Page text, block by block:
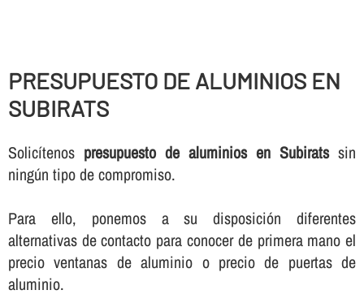
PRESUPUESTO DE ALUMINIOS EN
SUBIRATS
Solicí­tenos presupuesto de aluminios en Subiratssin
ningún tipo de compromiso.
Para ello, ponemos a su disposición diferentes
alternativas de contacto para conocer de primera mano el
precio ventanas de aluminio o precio de puertas de
aluminio.